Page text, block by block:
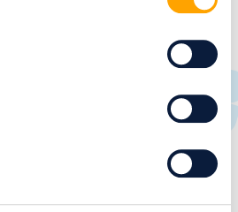
Venecia. Descubre las mejores